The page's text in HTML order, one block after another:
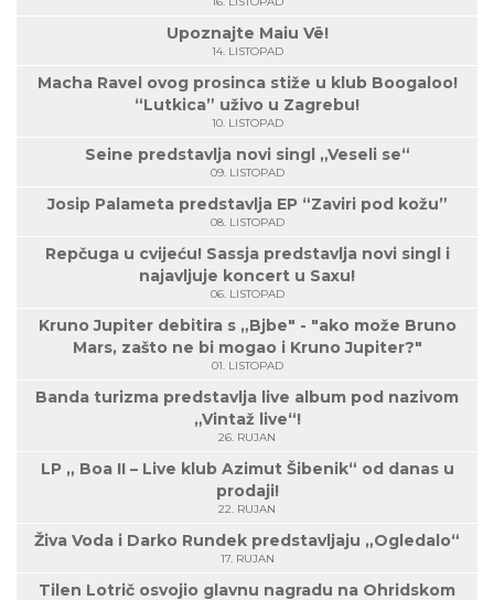
Upoznajte Maiu Vë!
14. LISTOPAD
Macha Ravel ovog prosinca stiže u klub Boogaloo!
“Lutkica” uživo u Zagrebu!
10. LISTOPAD
Seine predstavlja novi singl „Veseli se“
09. LISTOPAD
Josip Palameta predstavlja EP “Zaviri pod kožu”
08. LISTOPAD
Repčuga u cvijeću! Sassja predstavlja novi singl i
najavljuje koncert u Saxu!
06. LISTOPAD
Kruno Jupiter debitira s „Bjbe" - "ako može Bruno
Mars, zašto ne bi mogao i Kruno Jupiter?"
01. LISTOPAD
Banda turizma predstavlja live album pod nazivom
„Vintaž live“!
26. RUJAN
LP „ Boa II – Live klub Azimut Šibenik“ od danas u
prodaji!
22. RUJAN
Živa Voda i Darko Rundek predstavljaju „Ogledalo“
17. RUJAN
Tilen Lotrič osvojio glavnu nagradu na Ohridskom